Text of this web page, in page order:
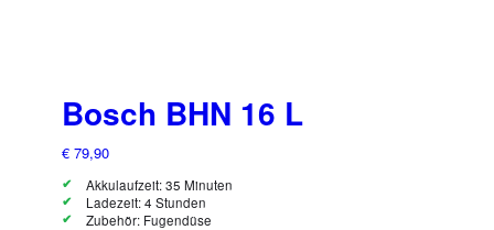
Bosch BHN 16 L
€79,90
Akkulaufzeit: 35 Minuten
Ladezeit: 4 Stunden
Zubehör: Fugendüse